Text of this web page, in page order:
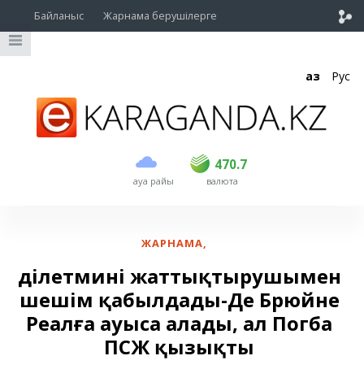
Байланыс Жарнама берушілерге
Қаз Рус
ауа райы
470.7
USD 468.5 470.7
EUR валюта
ЖАРНАМА,
Әділетмині жаттықтырушымен
шешім қабылдады-Де Брюйне
Реалға ауыса алады, ал Погба
ПСЖ қызықты